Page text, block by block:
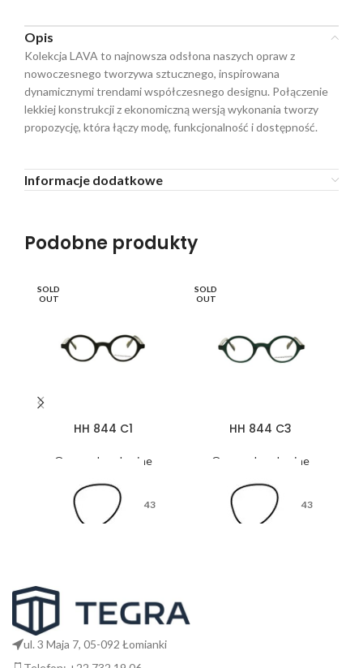
Opis
Kolekcja LAVA to najnowsza odsłona naszych opraw z
nowoczesnego tworzywa sztucznego, inspirowana
dynamicznymi trendami współczesnego designu. Połączenie
lekkiej konstrukcji z ekonomiczną wersją wykonania tworzy
propozycję, która łączy modę, funkcjonalność i dostępność.
Informacje dodatkowe
Podobne produkty
SOLD
OUT
HH 844 C1
Oprawy korekcyjne
43
26
SOLD
OUT
HH 844 C3
Oprawy korekcyjne
43
ul. 3 Maja 7, 05-092 Łomianki